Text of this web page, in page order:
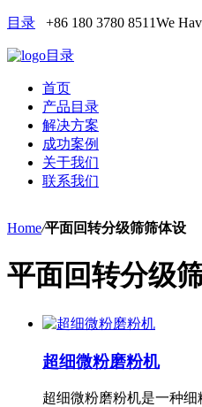
目录 +86 180 3780 8511We
目录
首页
产品目录
解决方案
成功案例
关于我们
联系我们
Home/平面回转分级筛筛体设
平面回转分级
超细微粉磨粉机
超细微粉磨粉机是一种